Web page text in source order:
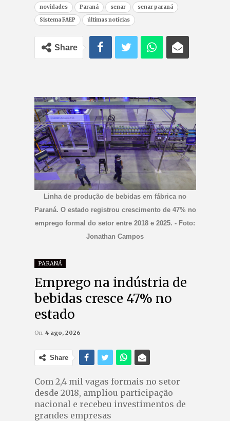
novidades
Paraná senar
senar paraná
Sistema FAEP
últimas notícias
Share
Linha de produção de bebidas em fábrica no
Paraná. O estado registrou crescimento de 47% no
emprego formal do setor entre 2018 e 2025. - Foto:
Jonathan Campos
PARANÁ
Emprego na indústria de
bebidas cresce 47% no
estado
On 4 ago, 2026
Share
Com 2,4 mil vagas formais no setor
desde 2018, ampliou participação
nacional e recebeu investimentos de
grandes empresas